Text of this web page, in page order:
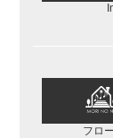
フロ